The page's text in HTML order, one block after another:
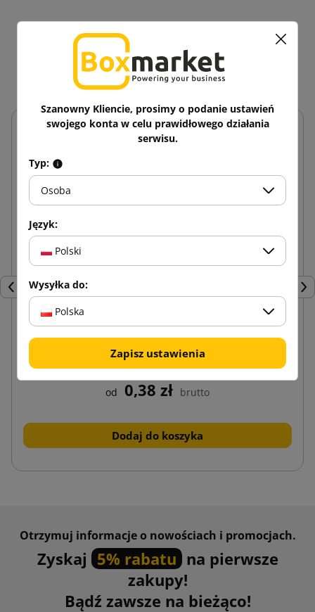
11 innych produktów w
tej samej kategorii:
Poprzedni
od 0,38 zł brutto
Dodaj do koszyka
Otrzymuj informacje o nowościach i promocjach.
Zyskaj 5% rabatu na pierwsze
zakupy!
Bądź zawsze na bieżąco!
Szanowny Kliencie, prosimy o podanie ustawień
swojego konta w celu prawidłowego działania
serwisu.
Typ:
Osoba
Język:
Polski
Wysyłka do:
Polska
Zapisz ustawienia